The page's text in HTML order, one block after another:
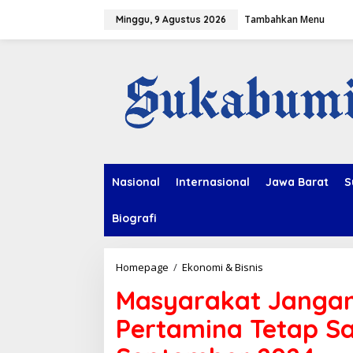
Minggu, 9 Agustus 2026 Tambahkan Menu
Nasional Internasional Jawa Barat
Biografi
Homepage / Ekonomi & Bisnis
a
r
Masyarakat
Pertamina Tetap